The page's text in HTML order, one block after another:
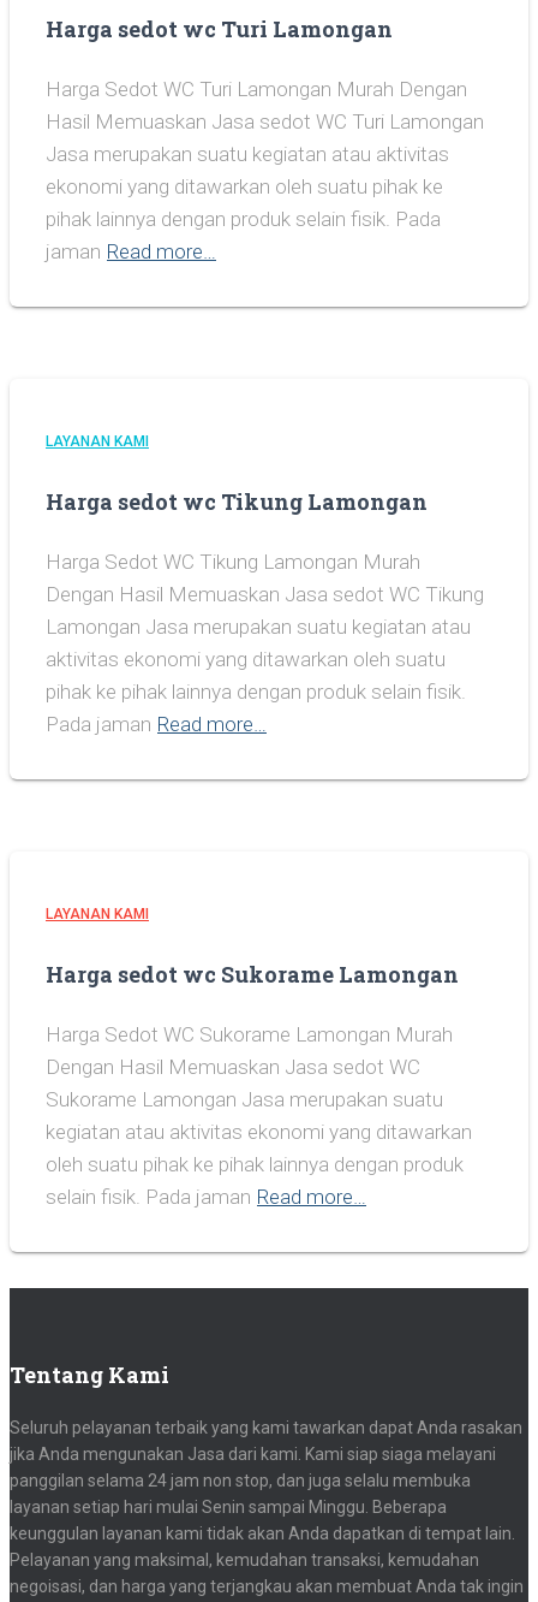
Harga sedot wc Turi Lamongan
Harga Sedot WC Turi Lamongan Murah Dengan
Hasil Memuaskan Jasa sedot WC Turi Lamongan
Jasa merupakan suatu kegiatan atau aktivitas
ekonomi yang ditawarkan oleh suatu pihak ke
pihak lainnya dengan produk selain fisik. Pada
jaman Read more…
LAYANAN KAMI
Harga sedot wc Tikung Lamongan
Harga Sedot WC Tikung Lamongan Murah
Dengan Hasil Memuaskan Jasa sedot WC Tikung
Lamongan Jasa merupakan suatu kegiatan atau
aktivitas ekonomi yang ditawarkan oleh suatu
pihak ke pihak lainnya dengan produk selain fisik.
Pada jaman Read more…
LAYANAN KAMI
Harga sedot wc Sukorame Lamongan
Harga Sedot WC Sukorame Lamongan Murah
Dengan Hasil Memuaskan Jasa sedot WC
Sukorame Lamongan Jasa merupakan suatu
kegiatan atau aktivitas ekonomi yang ditawarkan
oleh suatu pihak ke pihak lainnya dengan produk
selain fisik. Pada jaman Read more…
Tentang Kami
Seluruh pelayanan terbaik yang kami tawarkan dapat Anda rasakan
jika Anda mengunakan Jasa dari kami. Kami siap siaga melayani
panggilan selama 24 jam non stop, dan juga selalu membuka
layanan setiap hari mulai Senin sampai Minggu. Beberapa
keunggulan layanan kami tidak akan Anda dapatkan di tempat lain.
Pelayanan yang maksimal, kemudahan transaksi, kemudahan
negoisasi, dan harga yang terjangkau akan membuat Anda tak ingin